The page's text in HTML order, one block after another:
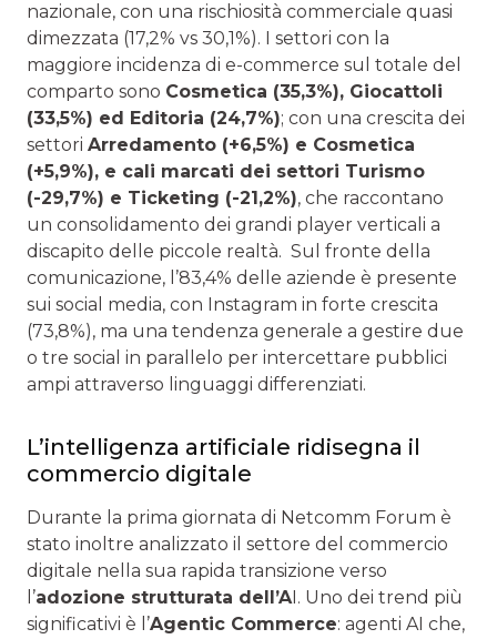
nazionale, con una rischiosità commerciale quasi
dimezzata (17,2% vs 30,1%). I settori con la
maggiore incidenza di e-commerce sul totale del
comparto sono Cosmetica (35,3%), Giocattoli
(33,5%) ed Editoria (24,7%); con una crescita dei
settori Arredamento (+6,5%) e Cosmetica
(+5,9%), e cali marcati dei settori Turismo
(-29,7%) e Ticketing (-21,2%), che raccontano
un consolidamento dei grandi player verticali a
discapito delle piccole realtà. Sul fronte della
comunicazione, l’83,4% delle aziende è presente
sui social media, con Instagram in forte crescita
(73,8%), ma una tendenza generale a gestire due
o tre social in parallelo per intercettare pubblici
ampi attraverso linguaggi differenziati.
L’intelligenza artificiale ridisegna il
commercio digitale
Durante la prima giornata di Netcomm Forum è
stato inoltre analizzato il settore del commercio
digitale nella sua rapida transizione verso
l’adozione strutturata dell’AI. Uno dei trend più
significativi è l’Agentic Commerce: agenti AI che,